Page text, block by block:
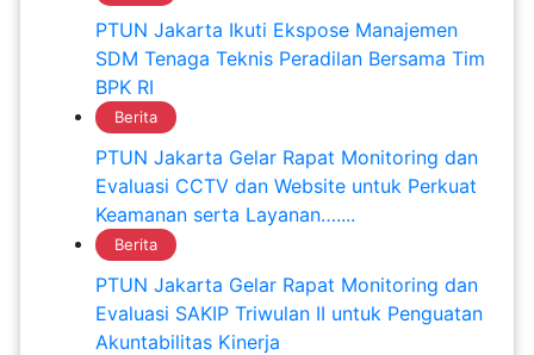
PTUN Jakarta Ikuti Ekspose Manajemen
SDM Tenaga Teknis Peradilan Bersama Tim
BPK RI
Berita
PTUN Jakarta Gelar Rapat Monitoring dan
Evaluasi CCTV dan Website untuk Perkuat
Keamanan serta Layanan…....
Berita
PTUN Jakarta Gelar Rapat Monitoring dan
Evaluasi SAKIP Triwulan II untuk Penguatan
Akuntabilitas Kinerja